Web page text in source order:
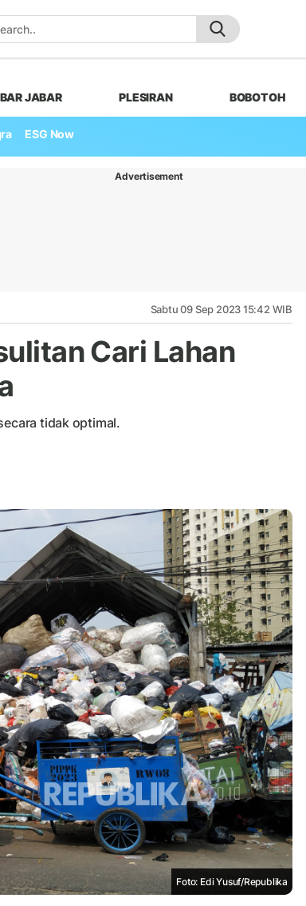
JABAR PLESIRAN BOBOTOH
ESG Now
Advertisement
Sabtu 09 Sep 2023 15:42 WIB
Cari Lahan
tidak optimal.
Foto: Edi Yusuf/Republika